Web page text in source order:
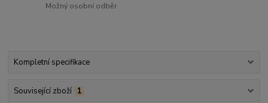
Možný osobní odběr
Kompletní specifikace
Související zboží 1